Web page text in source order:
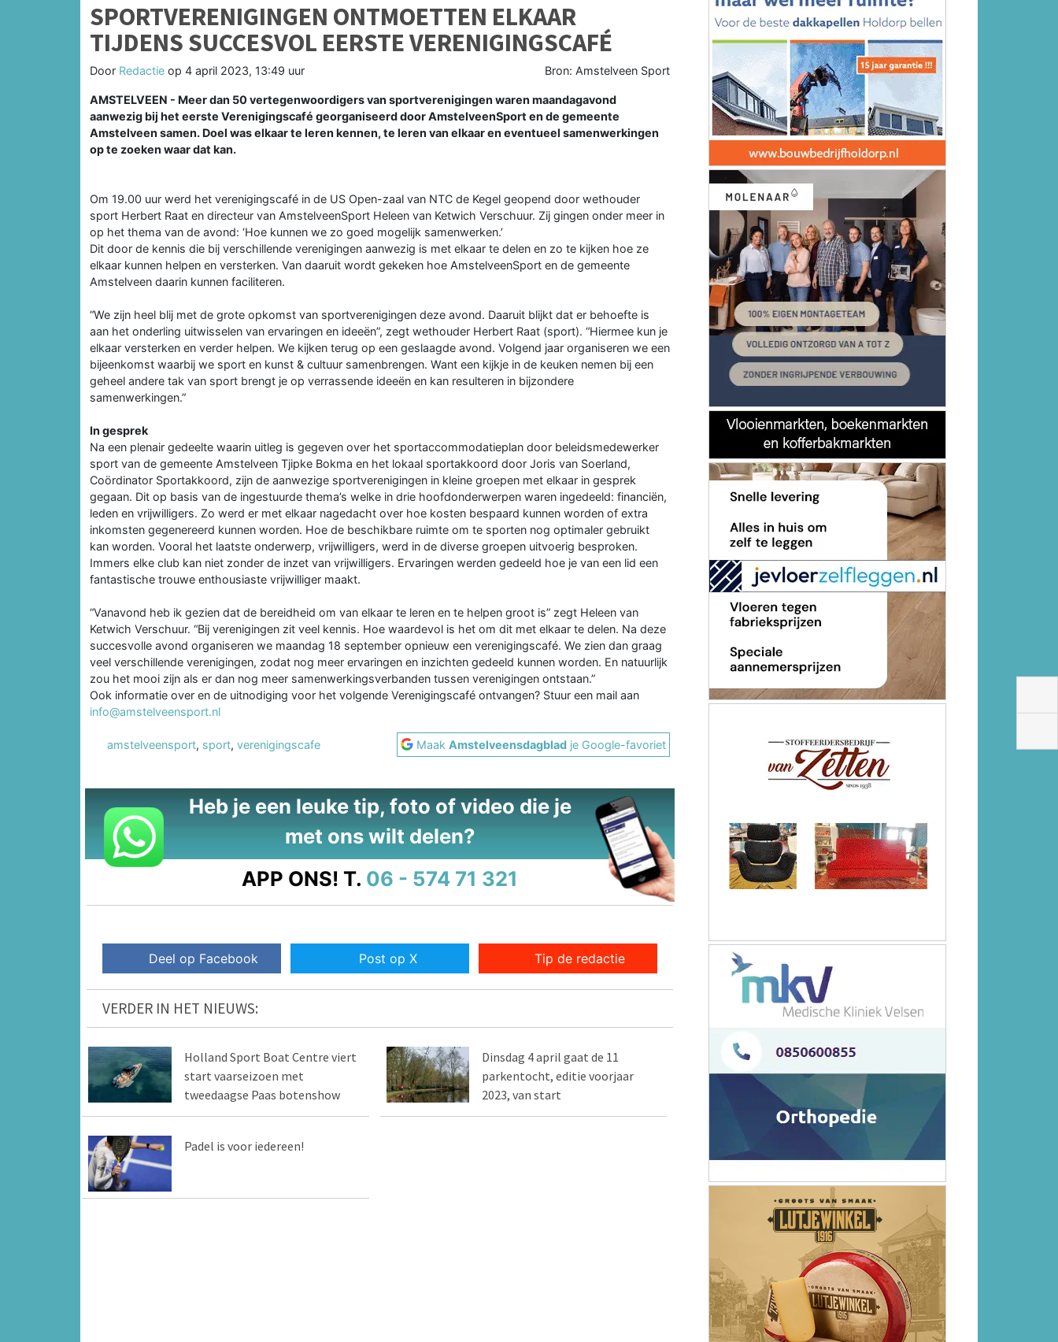
SPORTVERENIGINGEN ONTMOETTEN ELKAAR
TIJDENS SUCCESVOL EERSTE VERENIGINGSCAFÉ
Door Redactie op 4 april 2023, 13:49 uur Bron: Amstelveen Sport
AMSTELVEEN - Meer dan 50 vertegenwoordigers van sportverenigingen waren maandagavond
aanwezig bij het eerste Verenigingscafé georganiseerd door AmstelveenSport en de gemeente
Amstelveen samen. Doel was elkaar te leren kennen, te leren van elkaar en eventueel samenwerkingen
op te zoeken waar dat kan.
Om 19.00 uur werd het verenigingscafé in de US Open-zaal van NTC de Kegel geopend door wethouder
sport Herbert Raat en directeur van AmstelveenSport Heleen van Ketwich Verschuur. Zij gingen onder meer in
op het thema van de avond: ‘Hoe kunnen we zo goed mogelijk samenwerken.’
Dit door de kennis die bij verschillende verenigingen aanwezig is met elkaar te delen en zo te kijken hoe ze
elkaar kunnen helpen en versterken. Van daaruit wordt gekeken hoe AmstelveenSport en de gemeente
Amstelveen daarin kunnen faciliteren.
“We zijn heel blij met de grote opkomst van sportverenigingen deze avond. Daaruit blijkt dat er behoefte is
aan het onderling uitwisselen van ervaringen en ideeën”, zegt wethouder Herbert Raat (sport). “Hiermee kun je
elkaar versterken en verder helpen. We kijken terug op een geslaagde avond. Volgend jaar organiseren we een
bijeenkomst waarbij we sport en kunst & cultuur samenbrengen. Want een kijkje in de keuken nemen bij een
geheel andere tak van sport brengt je op verrassende ideeën en kan resulteren in bijzondere
samenwerkingen.”
In gesprek
Na een plenair gedeelte waarin uitleg is gegeven over het sportaccommodatieplan door beleidsmedewerker
sport van de gemeente Amstelveen Tjipke Bokma en het lokaal sportakkoord door Joris van Soerland,
Coördinator Sportakkoord, zijn de aanwezige sportverenigingen in kleine groepen met elkaar in gesprek
gegaan. Dit op basis van de ingestuurde thema’s welke in drie hoofdonderwerpen waren ingedeeld: financiën,
leden en vrijwilligers. Zo werd er met elkaar nagedacht over hoe kosten bespaard kunnen worden of extra
inkomsten gegenereerd kunnen worden. Hoe de beschikbare ruimte om te sporten nog optimaler gebruikt
kan worden. Vooral het laatste onderwerp, vrijwilligers, werd in de diverse groepen uitvoerig besproken.
Immers elke club kan niet zonder de inzet van vrijwilligers. Ervaringen werden gedeeld hoe je van een lid een
fantastische trouwe enthousiaste vrijwilliger maakt.
“Vanavond heb ik gezien dat de bereidheid om van elkaar te leren en te helpen groot is” zegt Heleen van
Ketwich Verschuur. “Bij verenigingen zit veel kennis. Hoe waardevol is het om dit met elkaar te delen. Na deze
succesvolle avond organiseren we maandag 18 september opnieuw een verenigingscafé. We zien dan graag
veel verschillende verenigingen, zodat nog meer ervaringen en inzichten gedeeld kunnen worden. En natuurlijk
zou het mooi zijn als er dan nog meer samenwerkingsverbanden tussen verenigingen ontstaan.”
Ook informatie over en de uitnodiging voor het volgende Verenigingscafé ontvangen? Stuur een mail aan
info@amstelveensport.nl
amstelveensport, sport, verenigingscafe MaakAmstelveensdagblad je Google-favoriet
Heb je een leuke tip, foto of video die je
met ons wilt delen?
APP ONS! T. 06 - 574 71 321
Deel op Facebook Post op X Tip de redactie
VERDER IN HET NIEUWS:
Holland Sport Boat Centre viert
start vaarseizoen met
tweedaagse Paas botenshow
Dinsdag 4 april gaat de 11
parkentocht, editie voorjaar
2023, van start
Padel is voor iedereen!